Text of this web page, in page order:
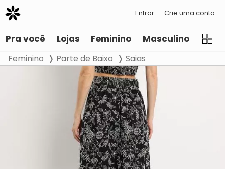
Entrar Crie uma conta
Pra você Lojas Feminino Masculino
Feminino Parte de Baixo Saias